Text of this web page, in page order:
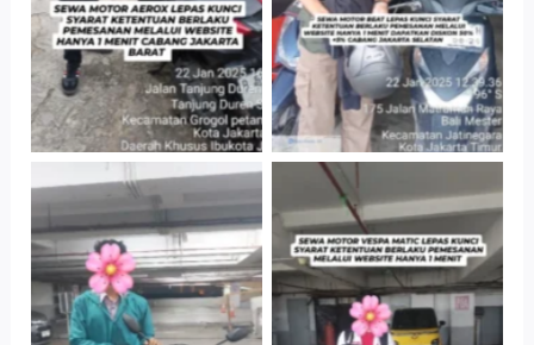
Cityplaza
Cityplaza